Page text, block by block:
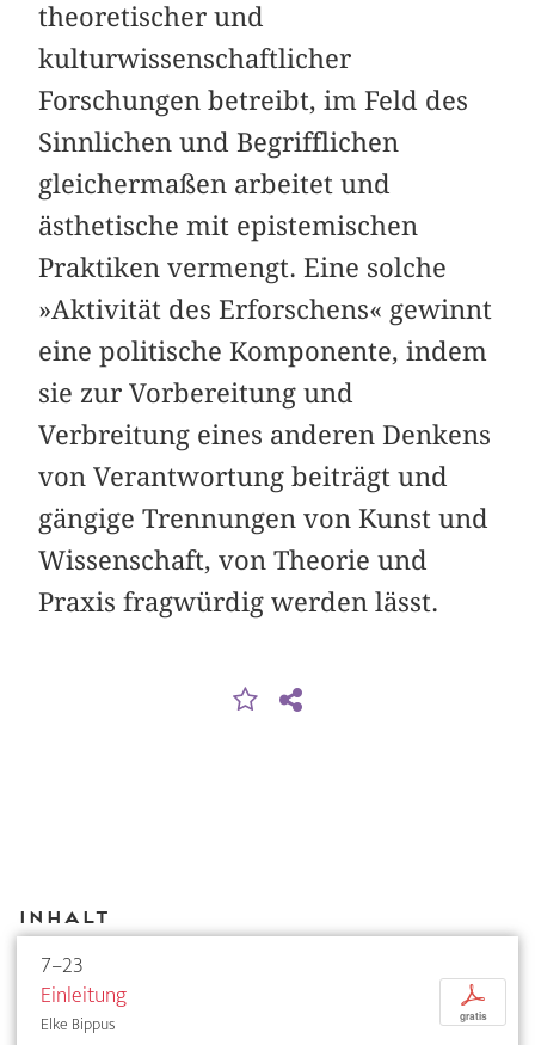
theoretischer und
kulturwissenschaftlicher
Forschungen betreibt, im Feld des
Sinnlichen und Begrifflichen
gleichermaßen arbeitet und
ästhetische mit epistemischen
Praktiken vermengt. Eine solche
»Aktivität des Erforschens« gewinnt
eine politische Komponente, indem
sie zur Vorbereitung und
Verbreitung eines anderen Denkens
von Verantwortung beiträgt und
gängige Trennungen von Kunst und
Wissenschaft, von Theorie und
Praxis fragwürdig werden lässt.
Inhalt
7–23
Einleitung
Elke Bippus
p
gratis